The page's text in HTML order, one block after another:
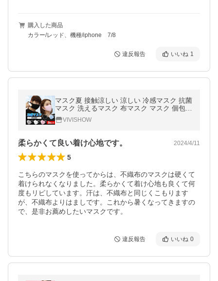
購入した商品
カラー/レッド、機種/iphone 7/8
違反報告 いいね 1
マスク夏 接触涼しい 涼しい 冷感マスク 抗菌
マスク 洗えるマスク 布マスク マスク 個包装
繰り返し使える 男女兼用 大人用 3枚 送料無
料VIVISHOW
柔らかくて良い着け心地です。 2024/4/11
5
こちらのマスクを使ってからは、不織布のマスクは硬くて
着けられなくなりました。柔らかくて着け心地も良くて何
度もリピしています。汗は、不織布と同じくこもります
が、不織布よりはましです。これから暑くなってきますの
で、是非お薦めしたいマスクです。
違反報告 いいね 0